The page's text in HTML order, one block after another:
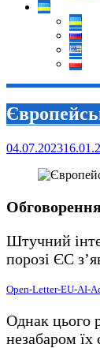
04.07.2023
Штучний
порозі ЄС
Open-Letter-EU-AI-
Однак цього
незабаром їх